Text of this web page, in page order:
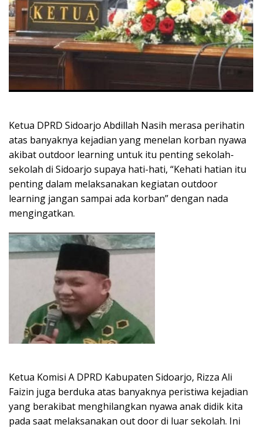
Ketua DPRD Sidoarjo Abdillah Nasih merasa perihatin
atas banyaknya kejadian yang menelan korban nyawa
akibat outdoor learning untuk itu penting sekolah-
sekolah di Sidoarjo supaya hati-hati, “Kehati hatian itu
penting dalam melaksanakan kegiatan outdoor
learning jangan sampai ada korban” dengan nada
mengingatkan.
Ketua Komisi A DPRD Kabupaten Sidoarjo, Rizza Ali
Faizin juga berduka atas banyaknya peristiwa kejadian
yang berakibat menghilangkan nyawa anak didik kita
pada saat melaksanakan out door di luar sekolah. Ini